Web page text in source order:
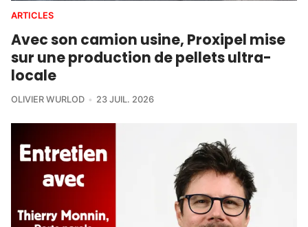
ARTICLES
Avec son camion usine, Proxipel mise
sur une production de pellets ultra-
locale
OLIVIER WURLOD 23 JUIL. 2026